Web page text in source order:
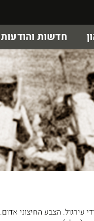
חדשות והודעות
הצבע החיצוני אדום.